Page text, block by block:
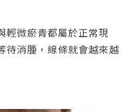
輕微瘀青都屬於正常現
待消腫，線條就會越來越